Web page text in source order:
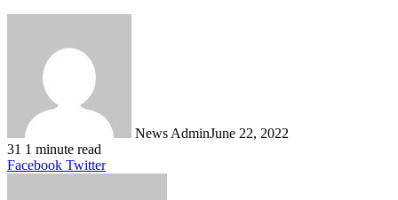
News AdminJune 22, 2022
31 1 minute read
Facebook TwitterLinkedIn
Tumblr
Pinterest
Reddit
VKontakte
Share
Print